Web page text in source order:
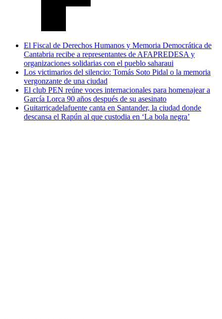
El Fiscal de Derechos Humanos y Memoria Democrática de
Cantabria recibe a representantes de AFAPREDESA y
organizaciones solidarias con el pueblo saharaui
Los victimarios del silencio: Tomás Soto Pidal o la memoria
vergonzante de una ciudad
El club PEN reúne voces internacionales para homenajear a
García Lorca 90 años después de su asesinato
Guitarricadelafuente canta en Santander, la ciudad donde
descansa el Rapún al que custodia en ‘La bola negra’